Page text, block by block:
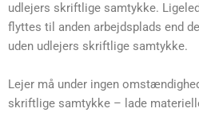
udlejers skriftlige samtykke.
flyttes til anden arbejdsplads end
uden udlejers skriftlige samtykke.
Lejer må under ingen
skriftlige samtykke – lade